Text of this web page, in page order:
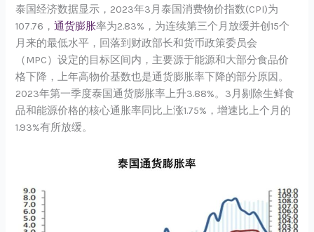
泰国经济数据显示，2023年3月泰国消费物价指数(CPI)为
107.76，通货膨胀率为2.83%，为连续第三个月放缓并创15个
月来的最低水平，回落到财政部长和货币政策委员会
（MPC）设定的目标区间内，主要源于能源和大部分食品价
格下降，上年高物价基数也是通货膨胀率下降的部分原因。
2023年第一季度泰国通货膨胀率上升3.88%。3月剔除生鲜食
品和能源价格的核心通胀率同比上涨1.75%，增速比上个月的
1.93%有所放缓。